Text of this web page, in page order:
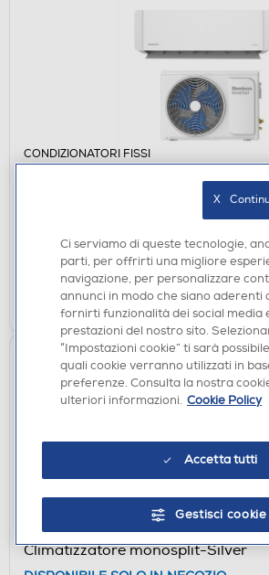
CONDIZIONATORI FISSI
DISPONIBILE SOLO IN NEGOZIO
Acquisto online: non disponibile
Ritiro in negozio in 30' gratuito:
CERCA NEGOZIO
MITSUBISHI ELECTRIC - Kit MSZ-EF35VGK
Climatizzatore monosplit-Silver
Ci serviamo di queste tecnologie,
parti, per offrirti una migliore
navigazione, per personalizzare
annunci in modo che siano aderenti
fornirti funzionalità dei social media
prestazioni del nostro sito.
“Impostazioni cookie” ti sarà
quali cookie verranno utilizzati in
preferenze. Consulta la nostra
ulteriori informazioni. Cookie Policy
Accetta tutti
Gestisci cookie
X